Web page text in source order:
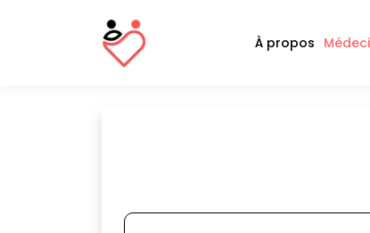
À propos